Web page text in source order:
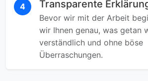
4 Transparente
Bevor wir mit der Arbeit
wir Ihnen genau, was getan
verständlich und ohne böse
Überraschungen.